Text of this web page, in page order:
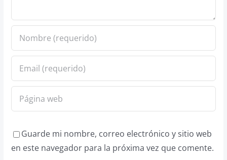
Guarde mi nombre, correo electrónico y sitio web
en este navegador para la próxima vez que comente.